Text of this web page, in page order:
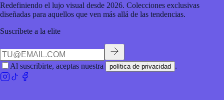
Redefiniendo el lujo visual desde 2026. Colecciones exclusivas
diseñadas para aquellos que ven más allá de las tendencias.
Suscríbete a la elite
Al suscribirte, aceptas nuestra política de privacidad .